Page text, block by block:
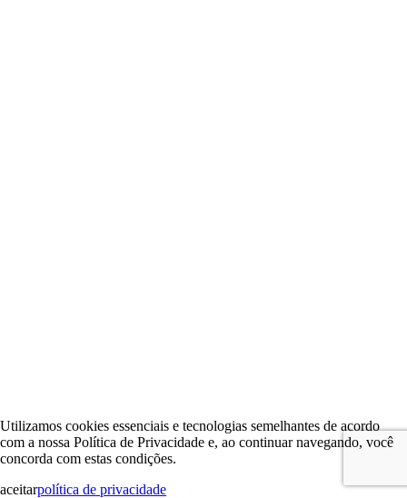
Utilizamos cookies essenciais e tecnologias semelhantes de acordo
com a nossa Política de Privacidade e, ao continuar navegando, você
concorda com estas condições.
aceitarpolítica de privacidade